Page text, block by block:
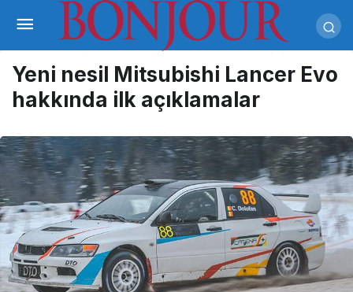
Yeni nesil Mitsubishi Lancer Evo
hakkında ilk açıklamalar